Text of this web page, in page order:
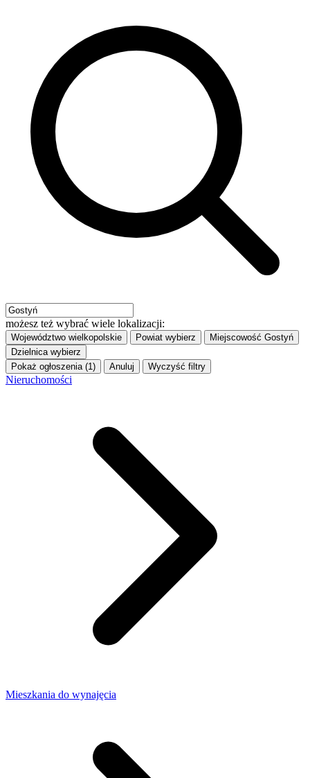
możesz też wybrać wiele lokalizacji:
Województwo wielkopolskie Powiat wybierz Miejscowość Gostyń
Dzielnica wybierz
Pokaż ogłoszenia (1)
Anuluj Wyczyść filtry
Nieruchomości
Mieszkania do wynajęcia